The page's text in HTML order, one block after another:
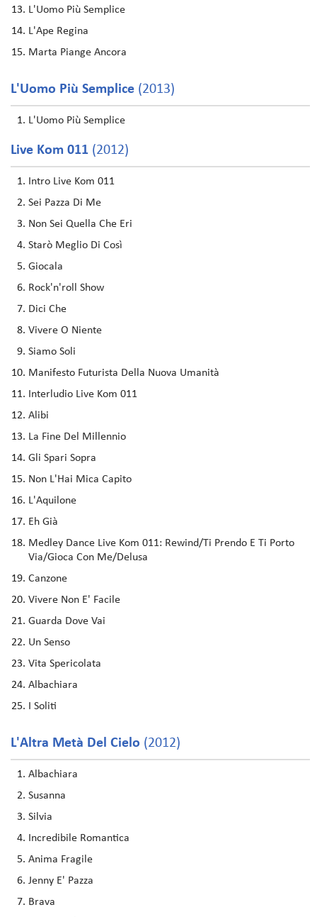
L'Uomo Più Semplice
L'Ape Regina
Marta Piange Ancora
L'Uomo Più Semplice (2013)
L'Uomo Più Semplice
Live Kom 011 (2012)
Intro Live Kom 011
Sei Pazza Di Me
Non Sei Quella Che Eri
Starò Meglio Di Così
Giocala
Rock'n'roll Show
Dici Che
Vivere O Niente
Siamo Soli
Manifesto Futurista Della Nuova Umanità
Interludio Live Kom 011
Alibi
La Fine Del Millennio
Gli Spari Sopra
Non L'Hai Mica Capito
L'Aquilone
Eh Già
Medley Dance Live Kom 011: Rewind/Ti Prendo E Ti Porto
Via/Gioca Con Me/Delusa
Canzone
Vivere Non E' Facile
Guarda Dove Vai
Un Senso
Vita Spericolata
Albachiara
I Soliti
L'Altra Metà Del Cielo (2012)
Albachiara
Susanna
Silvia
Incredibile Romantica
Anima Fragile
Jenny E' Pazza
Brava